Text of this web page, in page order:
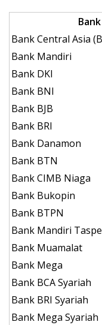
Bank
Bank Central Asia
Bank Mandiri
Bank DKI
Bank BNI
Bank BJB
Bank BRI
Bank Danamon
Bank BTN
Bank CIMB Niaga
Bank Bukopin
Bank BTPN
Bank Mandiri
Bank Muamalat
Bank Mega
Bank BCA Syariah
Bank BRI Syariah
Bank Mega Syariah